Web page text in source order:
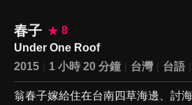
春子
8
Under One Roof
2015
1 小時 20 分鐘 台灣 台語
翁春子嫁給住在台南四草海邊、討